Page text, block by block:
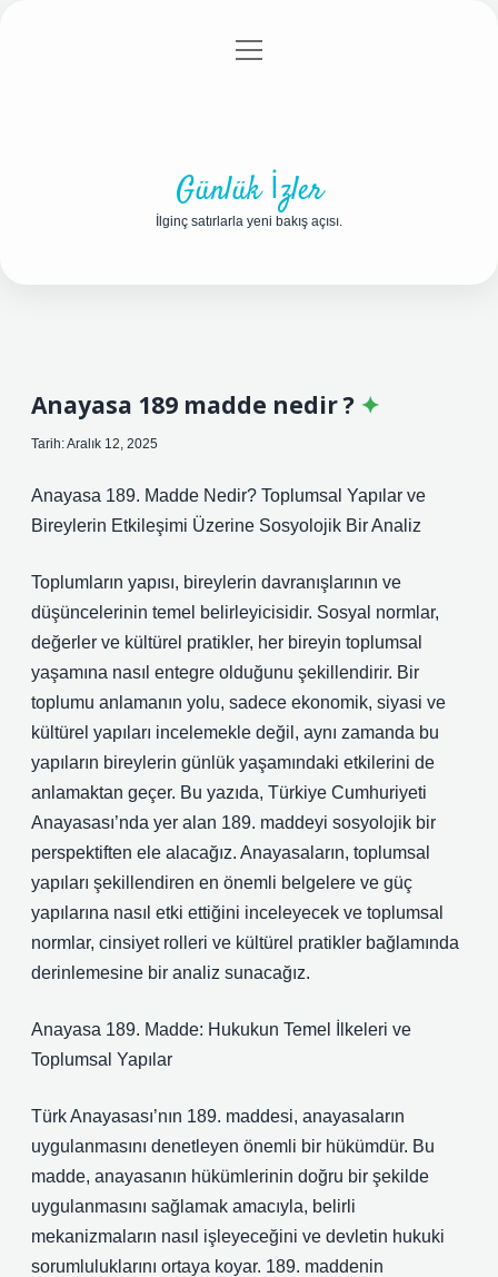
Gizlilik Politikası
menüyü
Günlük İzler
İlginç satırlarla yeni bakış açısı.
Anayasa 189 madde nedir ?
Tarih: Aralık 12, 2025
Anayasa 189. Madde Nedir? Toplumsal Yapılar ve
Bireylerin Etkileşimi Üzerine Sosyolojik Bir Analiz
Toplumların yapısı, bireylerin davranışlarının ve
düşüncelerinin temel belirleyicisidir. Sosyal normlar,
değerler ve kültürel pratikler, her bireyin toplumsal
yaşamına nasıl entegre olduğunu şekillendirir. Bir
toplumu anlamanın yolu, sadece ekonomik, siyasi ve
kültürel yapıları incelemekle değil, aynı zamanda bu
yapıların bireylerin günlük yaşamındaki etkilerini de
anlamaktan geçer. Bu yazıda, Türkiye Cumhuriyeti
Anayasası’nda yer alan 189. maddeyi sosyolojik bir
perspektiften ele alacağız. Anayasaların, toplumsal
yapıları şekillendiren en önemli belgelere ve güç
yapılarına nasıl etki ettiğini inceleyecek ve toplumsal
normlar, cinsiyet rolleri ve kültürel pratikler bağlamında
derinlemesine bir analiz sunacağız.
Anayasa 189. Madde: Hukukun Temel İlkeleri ve
Toplumsal Yapılar
Türk Anayasası’nın 189. maddesi, anayasaların
uygulanmasını denetleyen önemli bir hükümdür. Bu
madde, anayasanın hükümlerinin doğru bir şekilde
uygulanmasını sağlamak amacıyla, belirli
mekanizmaların nasıl işleyeceğini ve devletin hukuki
sorumluluklarını ortaya koyar. 189. maddenin